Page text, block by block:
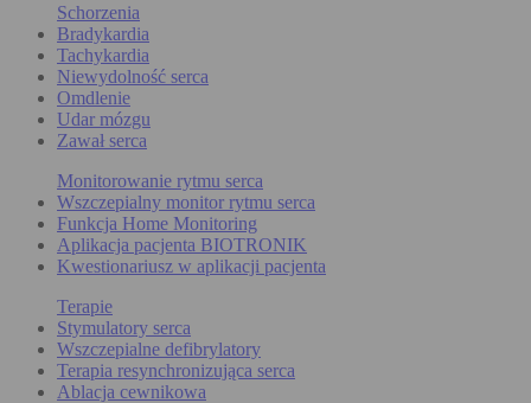
Schorzenia
Bradykardia
Tachykardia
Niewydolność serca
Omdlenie
Udar mózgu
Zawał serca
Monitorowanie rytmu serca
Wszczepialny monitor rytmu serca
Funkcja Home Monitoring
Aplikacja pacjenta BIOTRONIK
Kwestionariusz w aplikacji pacjenta
Terapie
Stymulatory serca
Wszczepialne defibrylatory
Terapia resynchronizująca serca
Ablacja cewnikowa